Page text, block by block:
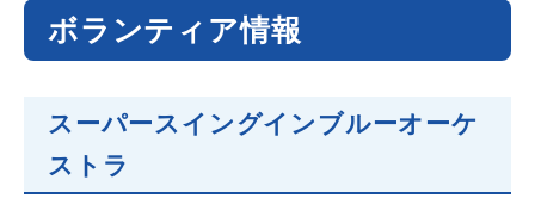
ボランティア情報
スーパースイングインブルーオーケ
ストラ